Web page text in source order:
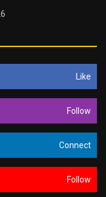
Like
Follow
Connect
Follow